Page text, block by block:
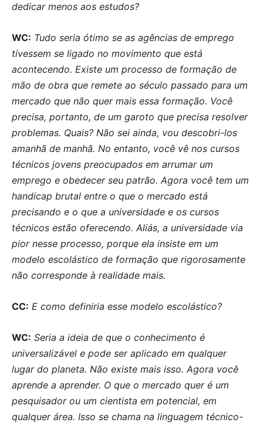
dedicar menos aos estudos?
WC: Tudo seria ótimo se as agências de emprego
tivessem se ligado no movimento que está
acontecendo. Existe um processo de formação de
mão de obra que remete ao século passado para um
mercado que não quer mais essa formação. Você
precisa, portanto, de um garoto que precisa resolver
problemas. Quais? Não sei ainda, vou descobri-los
amanhã de manhã. No entanto, você vê nos cursos
técnicos jovens preocupados em arrumar um
emprego e obedecer seu patrão. Agora você tem um
handicap brutal entre o que o mercado está
precisando e o que a universidade e os cursos
técnicos estão oferecendo. Aliás, a universidade via
pior nesse processo, porque ela insiste em um
modelo escolástico de formação que rigorosamente
não corresponde à realidade mais.
CC: E como definiria esse modelo escolástico?
WC: Seria a ideia de que o conhecimento é
universalizável e pode ser aplicado em qualquer
lugar do planeta. Não existe mais isso. Agora você
aprende a aprender. O que o mercado quer é um
pesquisador ou um cientista em potencial, em
qualquer área. Isso se chama na linguagem técnico-